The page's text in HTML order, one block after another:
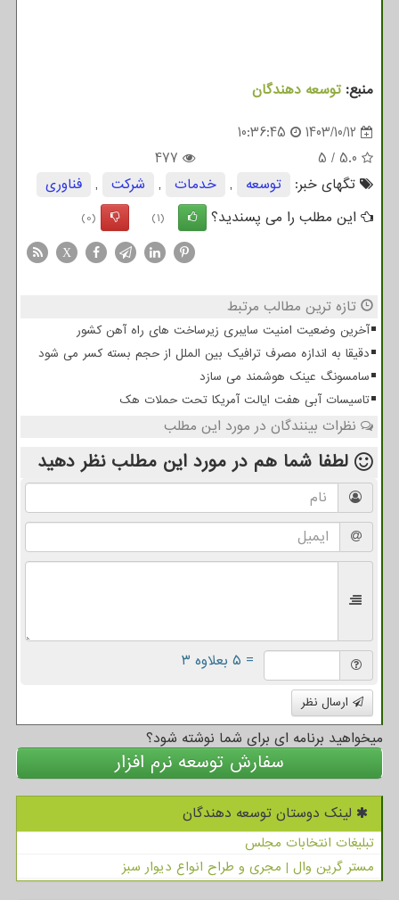
منبع: توسعه دهندگان
1403/10/12
10:36:45
5.0
/
5
477
تگهای خبر:
توسعه , خدمات , شركت ,
فناوری
این مطلب را می پسندید؟
(1)
(0)
X
تازه ترین مطالب مرتبط
آخرین وضعیت امنیت سایبری زیرساخت های راه آهن کشور
دقیقا به اندازه مصرف ترافیک بین الملل از حجم بسته کسر می شود
سامسونگ عینک هوشمند می سازد
تاسیسات آبی هفت ایالت آمریکا تحت حملات هک
نظرات بینندگان در مورد این مطلب
لطفا شما هم در مورد این مطلب نظر دهید
= ۵ بعلاوه ۳
ارسال نظر
میخواهید برنامه ای برای شما نوشته شود؟
سفارش توسعه نرم افزار
لینک دوستان توسعه دهندگان
تبلیغات انتخابات مجلس
مستر گرین وال | مجری و طراح انواع دیوار سبز